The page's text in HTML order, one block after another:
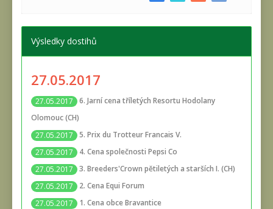
Výsledky dostihů
27.05.2017
27.05.2017
6. Jarní cena tříletých Resortu Hodolany
Olomouc (CH)
27.05.2017
5. Prix du Trotteur Francais V.
27.05.2017
4. Cena společnosti Pepsi Co
27.05.2017
3. Breeders'Crown pětiletých a starších I. (CH)
27.05.2017
2. Cena Equi Forum
27.05.2017
1. Cena obce Bravantice